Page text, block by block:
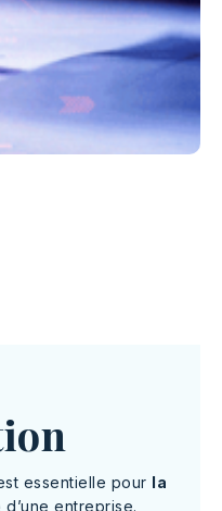
essentielle pour la
d’une entreprise.